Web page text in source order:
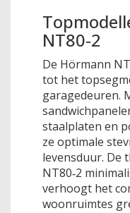
NT80‑2
De Hörmann
tot het
garagedeuren.
staalplaten en
ze optimale
levensduur. De
NT80‑2
verhoogt het
woonruimtes